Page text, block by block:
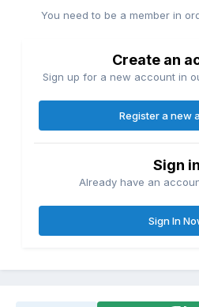
You need to be a member in
Create an
Sign up for a new account in
Register a new
Sign in
Already have an
Sign In